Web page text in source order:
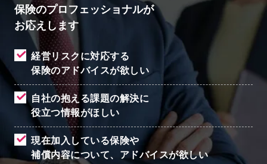
保険のプロフェッショナルが
お応えします
経営リスクに対応する
保険のアドバイスが欲しい
自社の抱える課題の解決に
役立つ情報がほしい
現在加入している保険や
補償内容について、 アドバイスが欲しい